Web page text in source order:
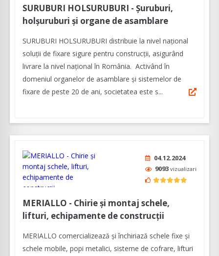
SURUBURI HOLSURUBURI - Şuruburi,
holşuruburi şi organe de asamblare
SURUBURI HOLSURUBURI distribuie la nivel naţional
soluţii de fixare sigure pentru construcţii, asigurând
livrare la nivel naţional în România. Activând în
domeniul organelor de asamblare şi sistemelor de
fixare de peste 20 de ani, societatea este s...
04.12.2024
9093 vizualizari
MERIALLO - Chirie și montaj schele,
lifturi, echipamente de construcții
MERIALLO comercializează și închiriază schele fixe și
schele mobile, popi metalici, sisteme de cofrare, lifturi